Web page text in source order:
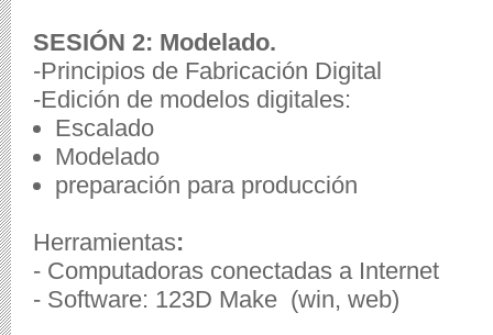
SESIÓN 2: Modelado.
-Principios de Fabricación Digital
-Edición de modelos digitales:
Escalado
Modelado
preparación para producción
Herramientas:
- Computadoras conectadas a Internet
- Software: 123D Make (win, web)